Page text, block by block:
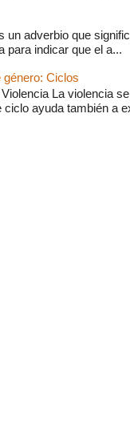
un adverbio que
para indicar que el a...
género: Ciclos
La violencia
ciclo ayuda también a